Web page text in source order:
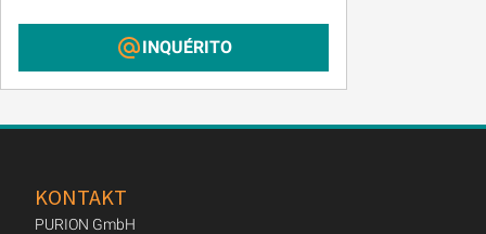
INQUÉRITO
KONTAKT
PURION GmbH